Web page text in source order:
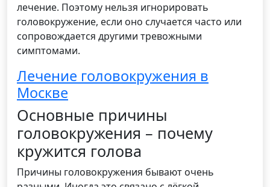
лечение. Поэтому нельзя игнорировать
головокружение, если оно случается часто или
сопровождается другими тревожными
симптомами.
Лечение головокружения в
Москве
Основные причины
головокружения – почему
кружится голова
Причины головокружения бывают очень